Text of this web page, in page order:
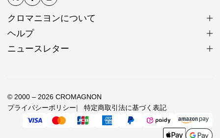
クロマニヨンについて
ヘルプ
ニュースレター
© 2000 – 2026 CROMAGNON
プライバシーポリシー
特定商取引法に基づく表記